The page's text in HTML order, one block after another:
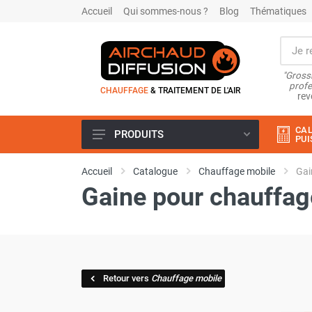
Accueil Qui sommes-nous ? Blog Thématiques
CHAUFFAGE & TRAITEMENT DE L'AIR
Climatiseur
Climatiseur mobile
Climatiseur mobile résidentiel et
Rafraichisseur d'air mobile
PRODUITS
Accueil Catalogue Chauffage mobile
Gaine pour
Retour vers Chauffage mobile